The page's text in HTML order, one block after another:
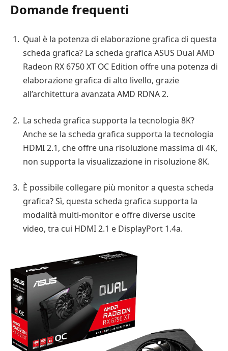
Domande frequenti
Qual è la potenza di elaborazione grafica di questa
scheda grafica? La scheda grafica ASUS Dual AMD
Radeon RX 6750 XT OC Edition offre una potenza di
elaborazione grafica di alto livello, grazie
all’architettura avanzata AMD RDNA 2.
La scheda grafica supporta la tecnologia 8K?
Anche se la scheda grafica supporta la tecnologia
HDMI 2.1, che offre una risoluzione massima di 4K,
non supporta la visualizzazione in risoluzione 8K.
È possibile collegare più monitor a questa scheda
grafica? Sì, questa scheda grafica supporta la
modalità multi-monitor e offre diverse uscite
video, tra cui HDMI 2.1 e DisplayPort 1.4a.